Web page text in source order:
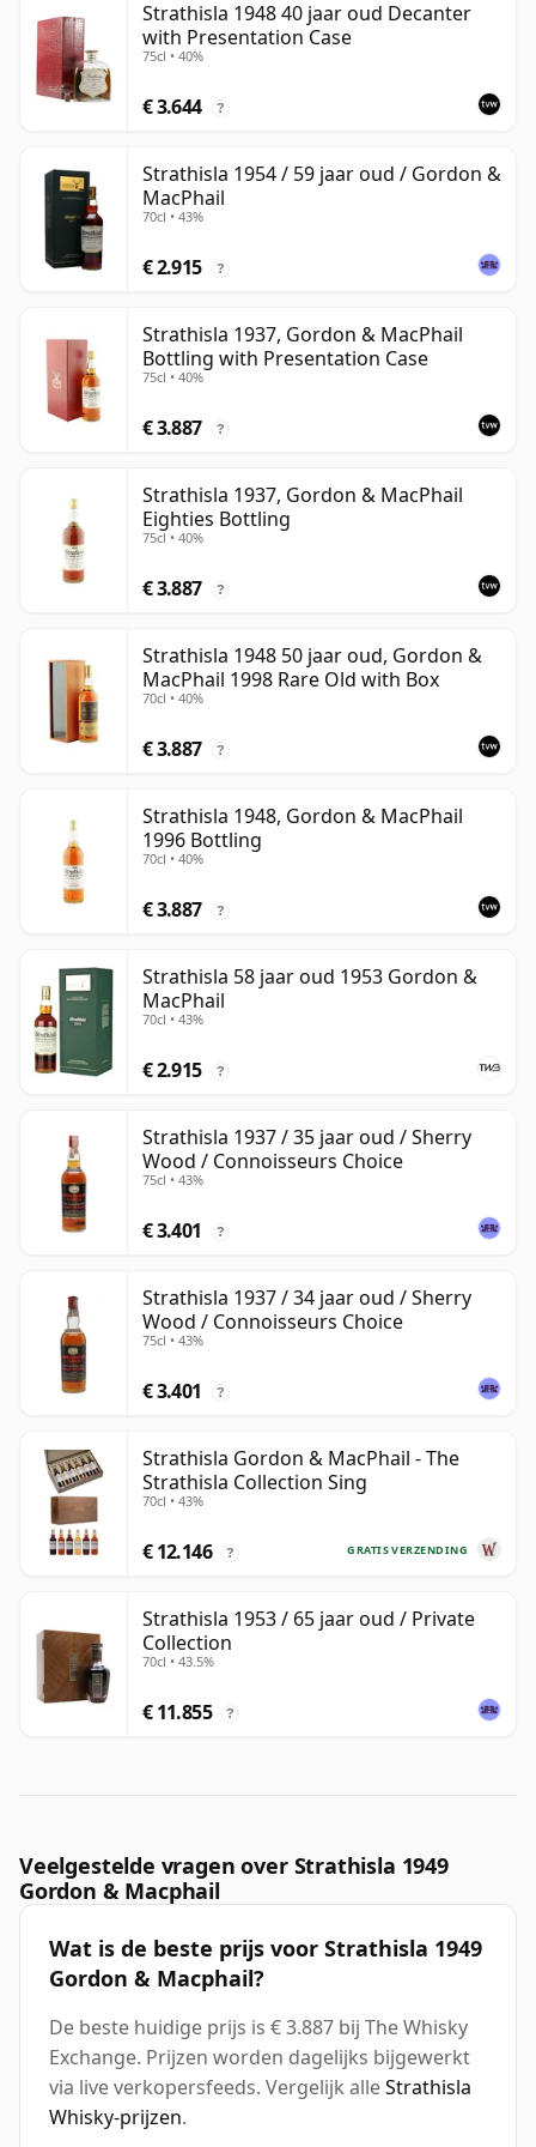
Strathisla 1948 40 jaar oud Decanter
with Presentation Case
75cl • 40%
€ 3.644 ?
Strathisla 1954 / 59 jaar oud / Gordon &
MacPhail
70cl • 43%
€ 2.915 ?
Strathisla 1937, Gordon & MacPhail
Bottling with Presentation Case
75cl • 40%
€ 3.887 ?
Strathisla 1937, Gordon & MacPhail
Eighties Bottling
75cl • 40%
€ 3.887 ?
Strathisla 1948 50 jaar oud, Gordon &
MacPhail 1998 Rare Old with Box
70cl • 40%
€ 3.887 ?
Strathisla 1948, Gordon & MacPhail
1996 Bottling
70cl • 40%
€ 3.887 ?
Strathisla 58 jaar oud 1953 Gordon &
MacPhail
70cl • 43%
€ 2.915 ?
Strathisla 1937 / 35 jaar oud / Sherry
Wood / Connoisseurs Choice
75cl • 43%
€ 3.401 ?
Strathisla 1937 / 34 jaar oud / Sherry
Wood / Connoisseurs Choice
75cl • 43%
€ 3.401 ?
Strathisla Gordon & MacPhail - The
Strathisla Collection Sing
70cl • 43%
GRATIS VERZENDING
€ 12.146 ?
Strathisla 1953 / 65 jaar oud / Private
Collection
70cl • 43.5%
€ 11.855 ?
Veelgestelde vragen over Strathisla 1949
Gordon & Macphail
Wat is de beste prijs voor Strathisla 1949
Gordon & Macphail?
De beste huidige prijs is € 3.887 bij The Whisky
Exchange. Prijzen worden dagelijks bijgewerkt
via live verkopersfeeds. Vergelijk alleStrathisla
Whisky-prijzen.